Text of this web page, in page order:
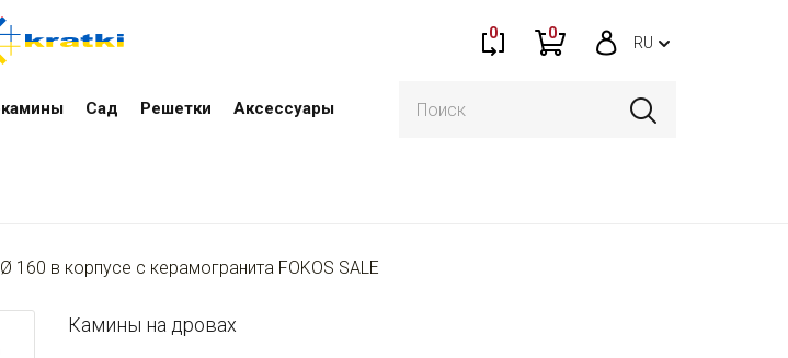
0 0
RU
Сад Решетки Аксессуары
160 в корпусе с керамогранита FOKOS SALE
Камины на дровах